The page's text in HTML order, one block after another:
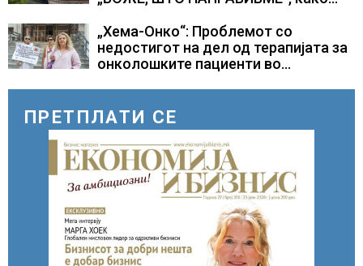
Геј“ и учесниците во
бомбардирањето го доживуваа овој
настан што го промени текот на
„Хема-Онко“: Проблемот со
недостигот на дел од терапијата за
онколошките пациенти во
ПРЕТПЛАТИ СЕ